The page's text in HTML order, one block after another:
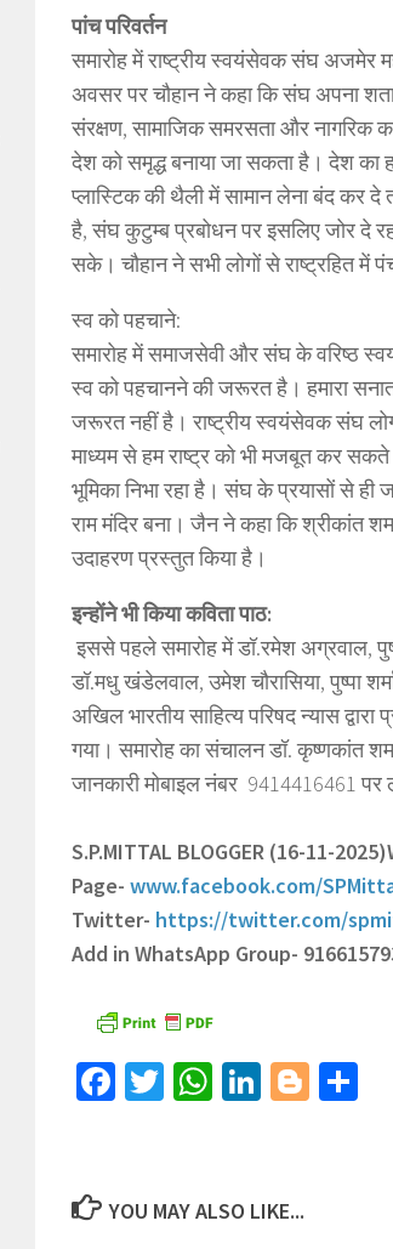
पांच परिवर्तन
समारोह में राष्ट्रीय स्वयंसेवक संघ
अवसर पर चौहान ने कहा कि संघ अपना
संरक्षण, सामाजिक समरसता और नागरिक
देश को समृद्ध बनाया जा सकता है। देश का
प्लास्टिक की थैली में सामान लेना बंद कर दे
है, संघ कुटुम्ब प्रबोधन पर इसलिए जोर दे
सके। चौहान ने सभी लोगों से राष्ट्रहित में
स्व को पहचाने:
समारोह में समाजसेवी और संघ के वरिष्ठ
स्व को पहचानने की जरूरत है। हमारा
जरूरत नहीं है। राष्ट्रीय स्वयंसेवक संघ
माध्यम से हम राष्ट्र को भी मजबूत कर
भूमिका निभा रहा है। संघ के प्रयासों से ही
राम मंदिर बना। जैन ने कहा कि श्रीकांत
उदाहरण प्रस्तुत किया है।
इन्होंने भी किया कविता पाठ:
इससे पहले समारोह में डॉ.रमेश अग्रवाल,
डॉ.मधु खंडेलवाल, उमेश चौरासिया, पुष्पा
अखिल भारतीय साहित्य परिषद न्यास
गया। समारोह का संचालन डॉ. कृष्णकांत
जानकारी मोबाइल नंबर 9414416461
S.P.MITTAL BLOGGER (16-11-2025)
Page- www.facebook.com/
Twitter- https://twitter.com/
Add in WhatsApp Group-
Facebook
TwitterWhatsApp
LinkedIn
YOU MAY ALSO LIKE...